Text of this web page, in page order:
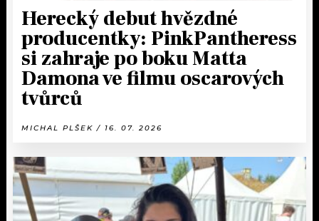
Herecký debut hvězdné
producentky: PinkPantheress
si zahraje po boku Matta
Damona ve filmu oscarových
tvůrců
MICHAL PLŠEK / 16. 07. 2026